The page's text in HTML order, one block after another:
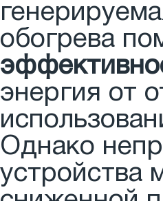
обогрева
энергия от
Однако
устройства